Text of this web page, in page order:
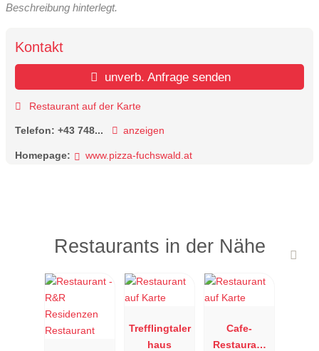
Beschreibung hinterlegt.
Kontakt
unverb. Anfrage senden
Restaurant auf der Karte
Telefon: +43 748... anzeigen
Homepage: www.pizza-fuchswald.at
Restaurants in der Nähe
Trefflingtaler
haus
Cafe-
Restaurant